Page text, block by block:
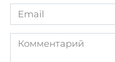
Email
*
Комментарий